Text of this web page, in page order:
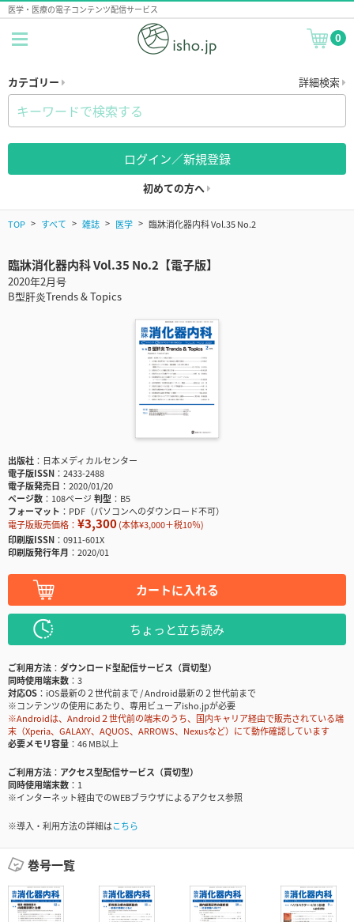
医学・医療の電子コンテンツ配信サービス
0
カテゴリー 詳細検索
ログイン／新規登録
初めての方へ
TOP すべて 雑誌 医学 臨牀消化器内科 Vol.35 No.2
臨牀消化器内科 Vol.35 No.2【電子版】
2020年2月号
B型肝炎Trends & Topics
出版社
日本メディカルセンター
電子版ISSN
2433-2488
電子版発売日
2020/01/20
ページ数
108ページ判型
B5
フォーマット
PDF（パソコンへのダウンロード不可）
電子版販売価格： ¥3,300(本体¥3,000＋税10％)
印刷版ISSN
0911-601X
印刷版発行年月
2020/01
カートに入れる
ちょっと立ち読み
ご利用方法
ダウンロード型配信サービス（買切型）
同時使用端末数
3
対応OS
iOS最新の２世代前まで / Android最新の２世代前まで
※コンテンツの使用にあたり、専用ビューアisho.jpが必要
※Androidは、Android２世代前の端末のうち、国内キャリア経由で販売されている端
末（Xperia、GALAXY、AQUOS、ARROWS、Nexusなど）にて動作確認しています
必要メモリ容量
46 MB以上
ご利用方法
アクセス型配信サービス（買切型）
同時使用端末数
1
※インターネット経由でのWEBブラウザによるアクセス参照
※導入・利用方法の詳細はこちら
巻号一覧